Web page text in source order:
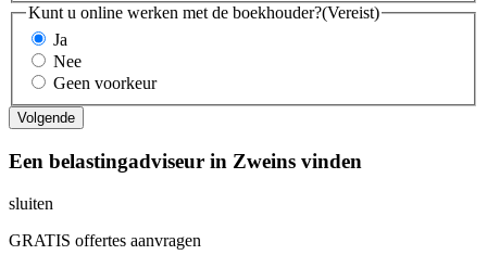
Kunt u online werken met de boekhouder?(Vereist)
Ja
Nee
Geen voorkeur
Een belastingadviseur in Zweins vinden
sluiten
GRATIS offertes aanvragen